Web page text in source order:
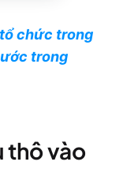
chức trong
trong
thô vào